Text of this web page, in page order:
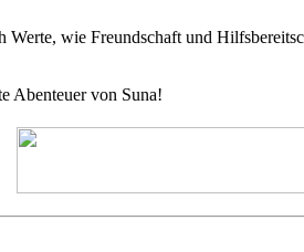
wie Freundschaft und
Abenteuer von Suna!